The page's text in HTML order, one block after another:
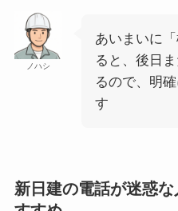
ノハシ
あいまいに
ると、後日
るので、明
す
新日建の電話が迷惑